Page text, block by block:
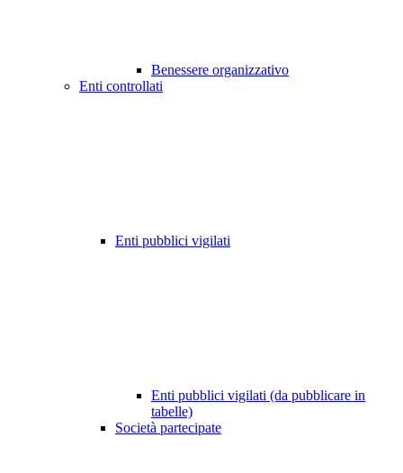
Benessere organizzativo
Enti controllati
Enti pubblici vigilati
Enti pubblici vigilati (da pubblicare in
tabelle)
Società partecipate